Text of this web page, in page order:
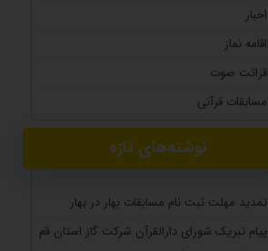
اخبار
اقامه نماز
قرائت صوت
مسابقات قرآنی
نوشته‌های تازه
تمدید مهلت ثبت نام مسابقات بهار در بهار
پیام تبریک شورای دارالقرآن شرکت گاز استان قم